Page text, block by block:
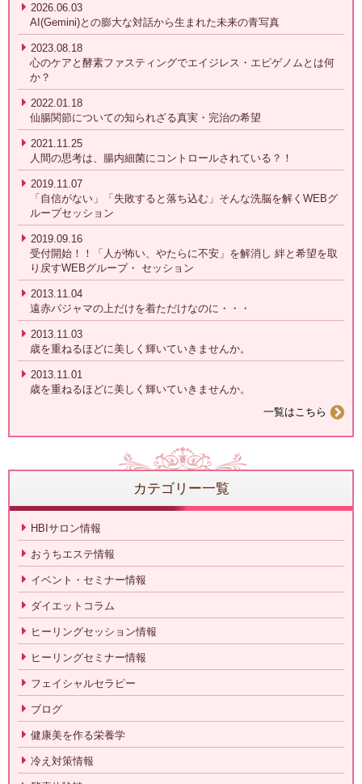
2026.06.03
AI(Gemini)との膨大な対話から生まれた未来の青写真
2023.08.18
心のケアと酵素ファスティングでエイジレス・エピゲノムとは何
か？
2022.01.18
仙腸関節についての知られざる真実・完治の希望
2021.11.25
人間の思考は、腸内細菌にコントロールされている？！
2019.11.07
「自信がない」「失敗すると落ち込む」そんな洗脳を解くWEBグ
ループセッション
2019.09.16
受付開始！！「人が怖い、やたらに不安」を解消し 絆と希望を取
り戻すWEBグループ・ セッション
2013.11.04
遠赤パジャマの上だけを着ただけなのに・・・
2013.11.03
歳を重ねるほどに美しく輝いていきませんか。
2013.11.01
歳を重ねるほどに美しく輝いていきませんか。
一覧はこちら
カテゴリー一覧
HBIサロン情報
おうちエステ情報
イベント・セミナー情報
ダイエットコラム
ヒーリングセッション情報
ヒーリングセミナー情報
フェイシャルセラピー
ブログ
健康美を作る栄養学
冷え対策情報